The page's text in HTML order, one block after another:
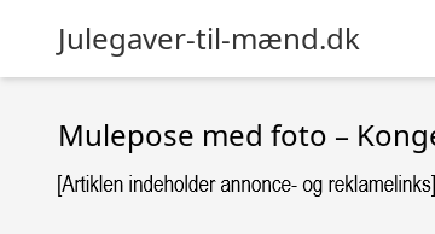
Julegaver-til-mænd.dk
Mulepose med foto –